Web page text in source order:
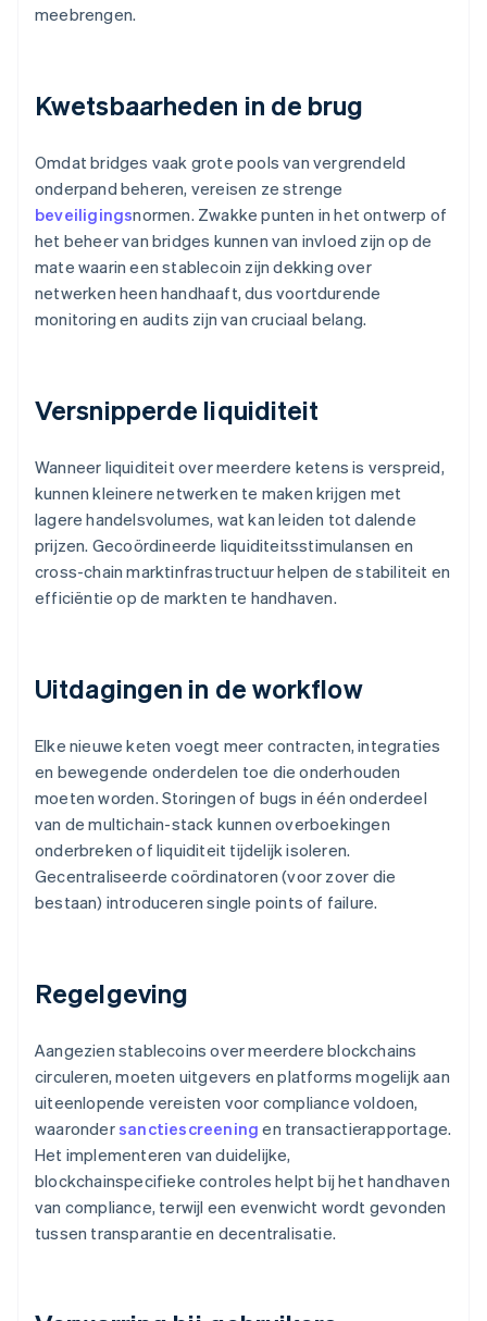
meebrengen.
Kwetsbaarheden in de brug
Omdat bridges vaak grote pools van vergrendeld
onderpand beheren, vereisen ze strenge
beveiligingsnormen. Zwakke punten in het ontwerp of
het beheer van bridges kunnen van invloed zijn op de
mate waarin een stablecoin zijn dekking over
netwerken heen handhaaft, dus voortdurende
monitoring en audits zijn van cruciaal belang.
Versnipperde liquiditeit
Wanneer liquiditeit over meerdere ketens is verspreid,
kunnen kleinere netwerken te maken krijgen met
lagere handelsvolumes, wat kan leiden tot dalende
prijzen. Gecoördineerde liquiditeitsstimulansen en
cross-chain marktinfrastructuur helpen de stabiliteit en
efficiëntie op de markten te handhaven.
Uitdagingen in de workflow
Elke nieuwe keten voegt meer contracten, integraties
en bewegende onderdelen toe die onderhouden
moeten worden. Storingen of bugs in één onderdeel
van de multichain-stack kunnen overboekingen
onderbreken of liquiditeit tijdelijk isoleren.
Gecentraliseerde coördinatoren (voor zover die
bestaan) introduceren single points of failure.
Regelgeving
Aangezien stablecoins over meerdere blockchains
circuleren, moeten uitgevers en platforms mogelijk aan
uiteenlopende vereisten voor compliance voldoen,
waarondersanctiescreening en transactierapportage.
Het implementeren van duidelijke,
blockchainspecifieke controles helpt bij het handhaven
van compliance, terwijl een evenwicht wordt gevonden
tussen transparantie en decentralisatie.